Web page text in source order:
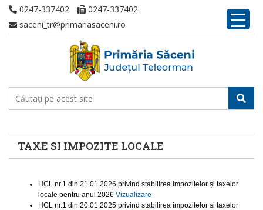
0247-337402
0247-337402
saceni_tr@primariasaceni.ro
TAXE SI IMPOZITE LOCALE
HCL nr.1 din 21.01.2026 privind stabilirea impozitelor și taxelor
locale pentru anul 2026 Vizualizare
HCL nr.1 din 20.01.2025 privind stabilirea impozitelor si taxelor